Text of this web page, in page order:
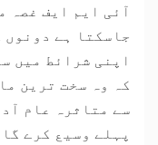
آئی ایم ایف غصہ
جاسکتا ہے دونوں
اپنی شرائط میں
کہ وہ سخت ترین
سے متاثرہ عام
پہلے وسیع کرے